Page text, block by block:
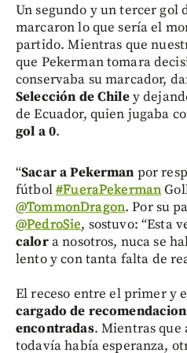
Un segundo y un tercer gol
marcaron lo que sería el
partido. Mientras que
que Pekerman tomara
conservaba su marcador,
Selección de Chiley
de Ecuador, quien jugaba
gol a 0.
“Sacar a Pekerman por
fútbol#FueraPekerman
@TommonDragon. Por su
@PedroSie, sostuvo: “Esta
calora nosotros, nuca se
lento y con tanta falta de
El receso entre el primer y
cargado de
encontradas. Mientras que
todavía había esperanza,